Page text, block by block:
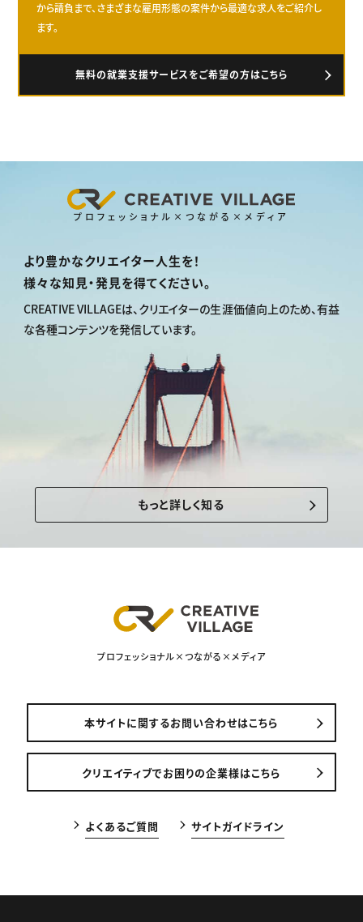
から請負まで、さまざまな雇用形態の案件から最適な求人をご紹介し
ます。
無料の就業支援サービスをご希望の方はこちら
プロフェッショナル×つながる×メディア
より豊かなクリエイター人生を！
様々な知見・発見を得てください。
CREATIVE VILLAGEは、クリエイターの生涯価値向上のため、有益
な各種コンテンツを発信しています。
もっと詳しく知る
プロフェッショナル×つながる×メディア
本サイトに関するお問い合わせはこちら
クリエイティブでお困りの企業様はこちら
よくあるご質問 サイトガイドライン